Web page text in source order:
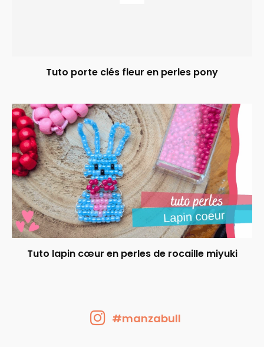
Tuto porte clés fleur en perles pony
Tuto lapin cœur en perles de rocaille miyuki
#manzabull